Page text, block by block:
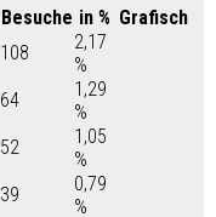
Besuche in % Grafisch
108
2,17
%
64
1,29
%
52
1,05
%
39
0,79
%